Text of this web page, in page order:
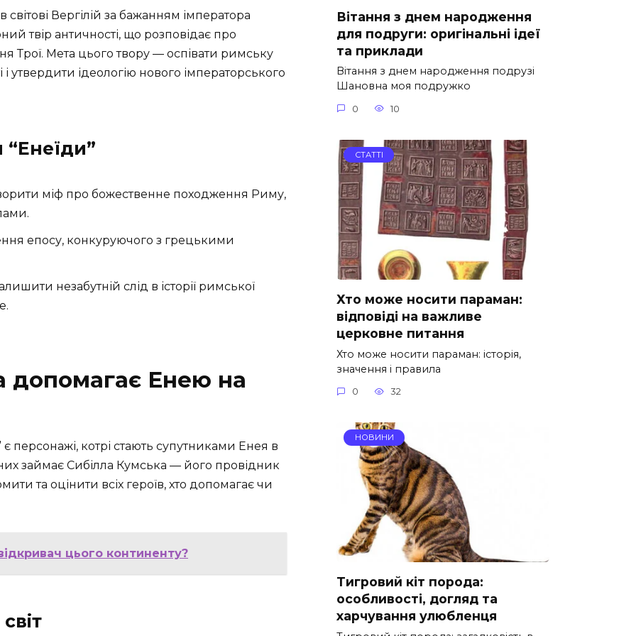
Вергілій за бажанням імператора
твір античності, що розповідає про
Трої. Мета цього твору — оспівати римську
утвердити ідеологію нового імператорського
міф про божественне походження Риму,
епосу, конкуруючого з грецькими
незабутній слід в історії римської
допомагає Енею на
котрі стають супутниками Енея в
займає Сибілла Кумська — його провідник
та оцінити всіх героїв, хто допомагає чи
цього континенту?
Вітання з днем народження
для подруги: оригінальні ідеї
та приклади
Вітання з днем народження подрузі
Шановна моя подружко
0 10
СТАТТІ
Хто може носити параман:
відповіді на важливе
церковне питання
Хто може носити параман: історія,
значення і правила
0 32
НОВИНИ
Тигровий кіт порода:
особливості, догляд та
харчування улюбленця